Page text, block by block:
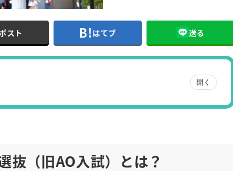
スト はてブ 送る
開く
抜（旧AO入試）とは？